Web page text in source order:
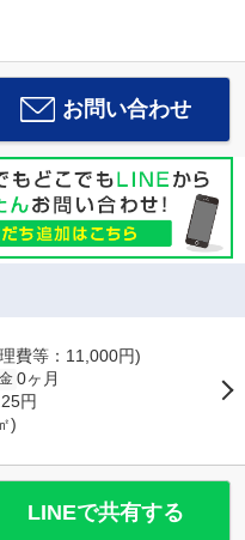
お問い合わせ
費等：11,000円)
0ヶ月
円
)
LINEで共有する